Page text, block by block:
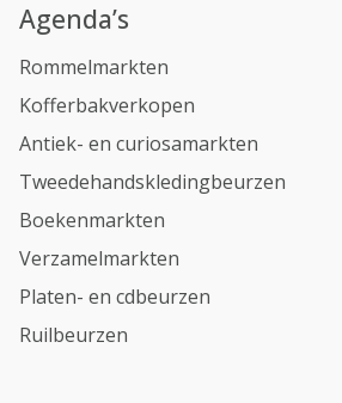
Agenda’s
Rommelmarkten
Kofferbakverkopen
Antiek- en curiosamarkten
Tweedehandskledingbeurzen
Boekenmarkten
Verzamelmarkten
Platen- en cdbeurzen
Ruilbeurzen